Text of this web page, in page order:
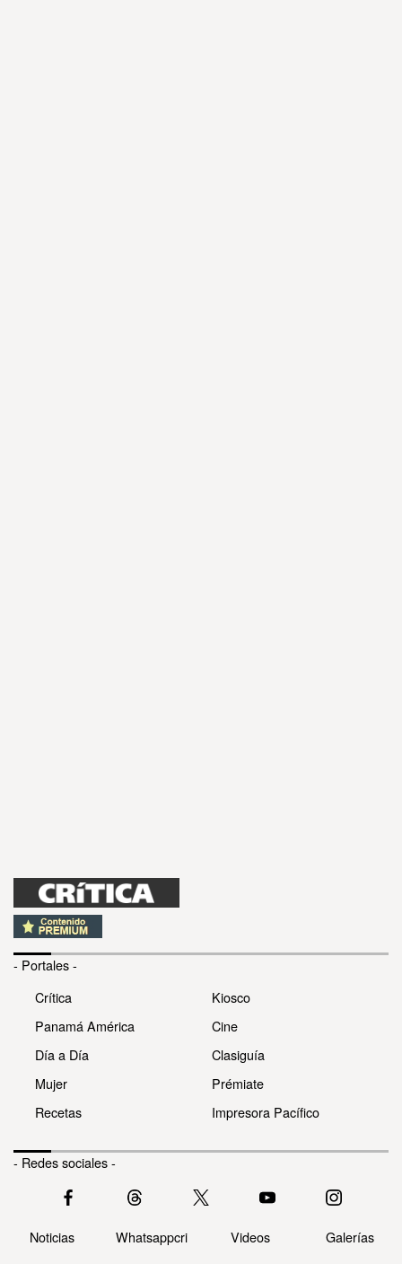
- Portales -
Crítica
Panamá América
Día a Día
Mujer
Recetas
Kiosco
Cine
Clasiguía
Prémiate
Impresora Pacífico
- Redes sociales -
Noticias Whatsappcri Videos Galerías